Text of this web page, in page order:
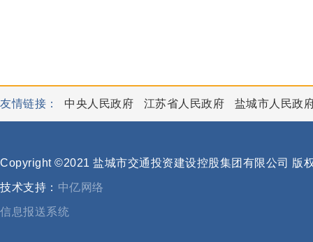
友情链接： 中央人民政府 江苏省人民政府 盐城市人民政
Copyright ©2021 盐城市交通投资建设控股集团有限公司 版
技术支持： 中亿网络
信息报送系统